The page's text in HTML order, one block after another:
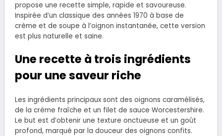
propose une recette simple, rapide et savoureuse.
Inspirée d’un classique des années 1970 à base de
crème et de soupe à l’oignon instantanée, cette version
est plus naturelle et saine.
Une recette à trois ingrédients
pour une saveur riche
Les ingrédients principaux sont des oignons caramélisés,
de la crème fraîche et un filet de sauce Worcestershire.
Le but est d’obtenir une texture onctueuse et un goût
profond, marqué par la douceur des oignons confits.